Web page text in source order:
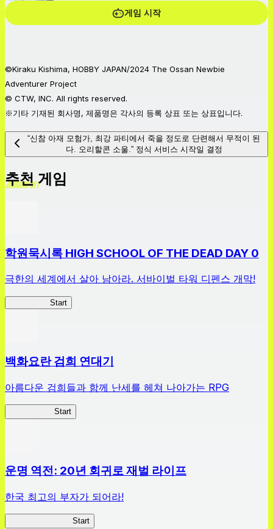
게임 시작
©Kiraku Kishima, HOBBY JAPAN/2024 The Ossan Newbie
Adventurer Project
© CTW, INC. All rights reserved.
※기타 기재된 회사명, 제품명은 각사의 등록 상표 또는 상표입니다.
“신참 아재 모험가, 최강 파티에서 죽을 정도로 단련해서 무적이 된
다. 오리할콘 소울.” 정식 서비스 시작일 결정
추천 게임
학원묵시록 HIGH SCHOOL OF THE DEAD DAY 0
극한의 세계에서 살아 남아라. 서바이벌 타워 디펜스 개막!
Start
백화요란 검희 연대기
아름다운 검희들과 함께 난세를 헤쳐 나아가는 RPG
Start
운명 역전: 20년 회귀로 재벌 라이프
한국 최고의 부자가 되어라!
Start